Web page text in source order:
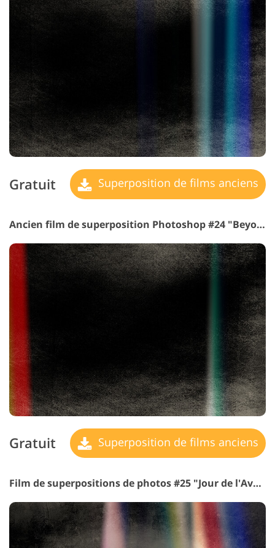
Gratuit Superposition de films anciens
Ancien film de superposition Photoshop #24 "Beyond Abyss"
Gratuit Superposition de films anciens
Film de superpositions de photos #25 "Jour de l'Avent de "